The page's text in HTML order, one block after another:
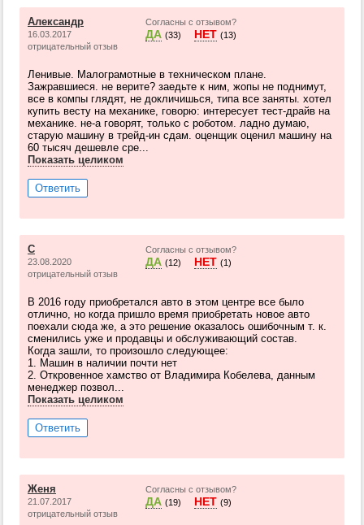
Александр
16.03.2017
отрицательный отзыв
Согласны с отзывом?
ДА (33) НЕТ (13)
Ленивые. Малограмотные в техническом плане.
Зажравшиеся. не верите? заедьте к ним, жопы не поднимут,
все в компы глядят, не докличишься, типа все заняты. хотел
купить весту на механике, говорю: интересует тест-драйв на
механике. не-а говорят, только с роботом. ладно думаю,
старую машину в трейд-ин сдам. оценщик оценил машину на
60 тысяч дешевле сре...
Показать целиком
Ответить
C
23.08.2020
отрицательный отзыв
Согласны с отзывом?
ДА (12) НЕТ (1)
В 2016 году приобретался авто в этом центре все было
отлично, но когда пришло время приобретать новое авто
поехали сюда же, а это решение оказалось ошибочным т. к.
сменились уже и продавцы и обслуживающий состав.
Когда зашли, то произошло следующее:
1. Машин в наличии почти нет
2. Откровенное хамство от Владимира Кобелева, данным
менеджер позвол...
Показать целиком
Ответить
Женя
21.07.2017
отрицательный отзыв
Согласны с отзывом?
ДА (19) НЕТ (9)